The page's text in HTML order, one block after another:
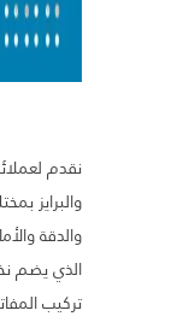
نقدم
والبرايز
والدقة
الذي يضم
تركيب